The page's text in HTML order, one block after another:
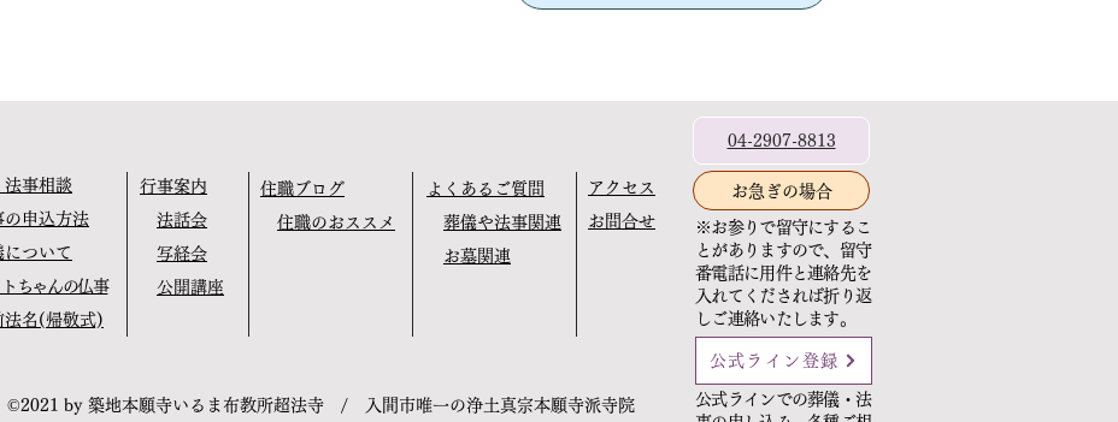
04-2907-8813
法事相談
の申込方法
について
ちゃんの仏事
法名(帰敬式)
行事案内
法話会
写経会
公開講座
住職ブログ
住職のおススメ
よくあるご質問
葬儀や法事関連
お墓関連
お急ぎの場合
アクセス
お問合せ
※お参りで留守にするこ
とがありますので、留守
番電話に用件と連絡先を
入れてくだされば折り返
しご連絡いたします。
公式ライン登録
©2021 by 築地本願寺いるま布教所超法寺 / 入間市唯一の浄土真宗本願寺派寺院
公式ラインでの葬儀・法